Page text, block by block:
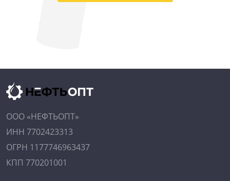
ООО «НЕФТЬОПТ»
ИНН 7702423313
ОГРН 1177746963437
КПП 770201001